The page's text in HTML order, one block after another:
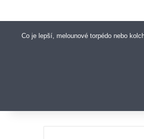
Co je lepší, melounové torpédo nebo